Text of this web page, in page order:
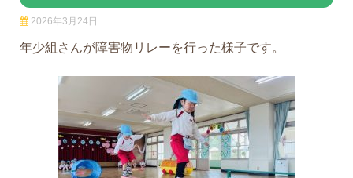
2026年3月24日
年少組さんが障害物リレーを行った様子です。